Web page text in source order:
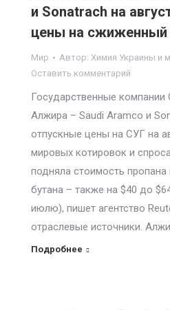
и Sonatrach на
цены на сжиженный
Мир Автор: Химия Украины и
Оставить комментарий
Государственные
Алжира – Saudi Aramco и
отпускные цены на СУГ на
мировых котировок и
подняла стоимость пропана
бутана – также на $40 до
июлю), пишет агентство
отраслевые источники.
Подробнее